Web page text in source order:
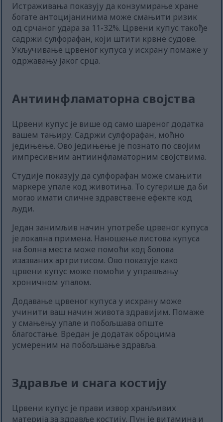
Истраживања показују да конзумирање хране
богате антоцијанинима може смањити ризик
од срчаног удара за 11-32%. Црвени купус такође
садржи сулфорафан, који штити крвне судове.
Укључивање црвеног купуса у исхрану помаже у
одржавању јаког срца.
Антиинфламаторна својства
Црвени купус је више од само шареног додатка
вашем тањиру. Садржи сулфорафан, моћно
једињење. Ово једињење је познато по својим
импресивним антиинфламаторним својствима.
Студије показују да сулфорафан може смањити
маркере упале код животиња. То сугерише да би
могао имати сличне здравствене ефекте код
људи.
Један занимљив начин употребе црвеног купуса
је локална примена. Наношење листова купуса
на болна места може помоћи код болова
изазваних артритисом. Ово показује како
црвени купус може помоћи у управљању
хроничном упалом.
Додавање црвеног купуса у исхрану може
учинити ваш начин живота здравијим. Помаже
у смањењу упале и побољшава опште
благостање. Вредан је додатак оброцима
усмереним на побољшање здравља.
Здравље и снага костију
Црвени купус је прави извор хранљивих
материја за здравље костију. Пун је витамина и